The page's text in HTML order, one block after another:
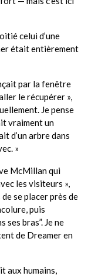
celui d’une
était entièrement
par la fenêtre
le récupérer »,
Je pense
vraiment un
d’un arbre dans
»
McMillan qui
les visiteurs »,
se placer près de
puis
bras”. Je ne
de Dreamer en
aux humains,